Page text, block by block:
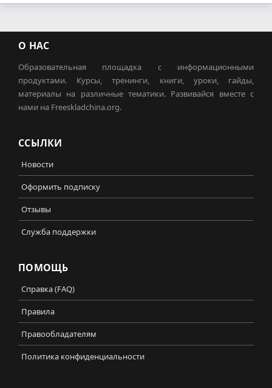
О НАС
Образовательная площадка с информационными
продуктами. Курсы, тренинги, книги, уроки, гайды,
материалы на различные тематики. Развивайся вместе с
нами на Freeskladchina.org.
ССЫЛКИ
Новости
Оформить подписку
Отзывы
Служба поддержки
ПОМОЩЬ
Справка (FAQ)
Правила
Правообладателям
Политика конфиденциальности